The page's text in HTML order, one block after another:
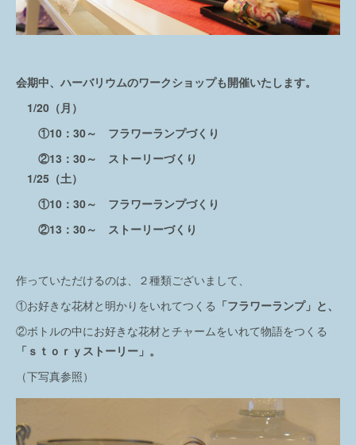
会期中、ハーバリウムのワークショップも開催いたします。
1/20（月）
①10：30～ フラワーランプづくり
②13：30～ ストーリーづくり
1/25（土）
①10：30～ フラワーランプづくり
②13：30～ ストーリーづくり
作っていただけるのは、２種類ございまして、
①お好きな花材と明かりをいれてつくる 「フラワーランプ」と、
②ボトルの中にお好きな花材とチャームをいれて物語をつくる
「ｓｔｏｒｙストーリー」。
（下写真参照）